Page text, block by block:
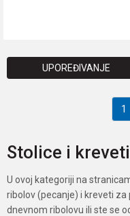
UPOREĐIVANJE
1
Stolice i
U ovoj kategoriji na
ribolov (pecanje) i kreveti za
dnevnom ribolovu ili ste se